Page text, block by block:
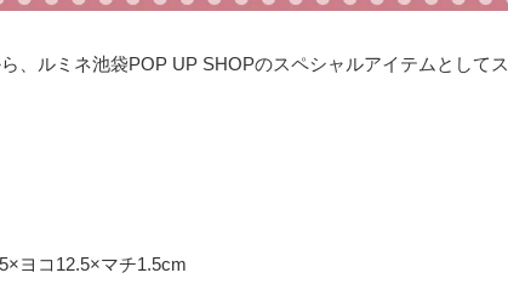
、ルミネ池袋POP UP SHOPのスペシャルアイテムとして
ヨコ12.5×マチ1.5cm